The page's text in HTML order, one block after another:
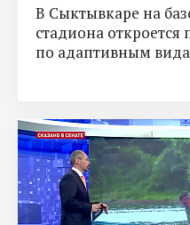
В Сыктывкаре на
стадиона откроется
по адаптивным